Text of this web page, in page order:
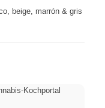
beige, marrón & gris